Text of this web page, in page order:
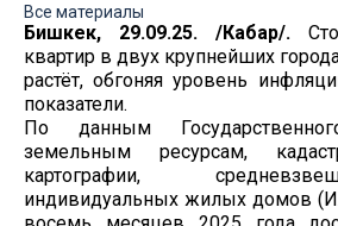
Все материалы
Бишкек, 29.09.25. /Кабар/.
квартир в двух крупнейших
растёт, обгоняя уровень
показатели.
По данным
земельным ресурсам,
картографии,
индивидуальных жилых домов